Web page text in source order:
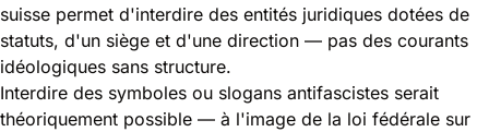
suisse permet d'interdire des entités juridiques dotées de
statuts, d'un siège et d'une direction — pas des courants
idéologiques sans structure.
Interdire des symboles ou slogans antifascistes serait
théoriquement possible — à l'image de la loi fédérale sur